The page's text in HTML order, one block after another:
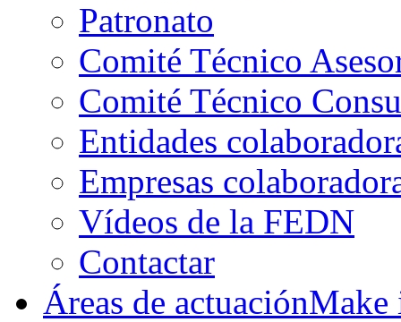
Patronato
Comité Técnico
Comité Técnico
Entidades
Empresas
Vídeos de la FEDN
Contactar
Áreas de actuación